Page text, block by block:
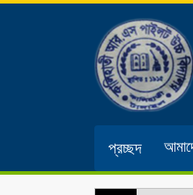
প্রচ্ছদ